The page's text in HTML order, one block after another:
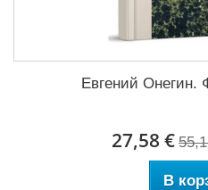
Евгений Онегин.
27,58 €
В